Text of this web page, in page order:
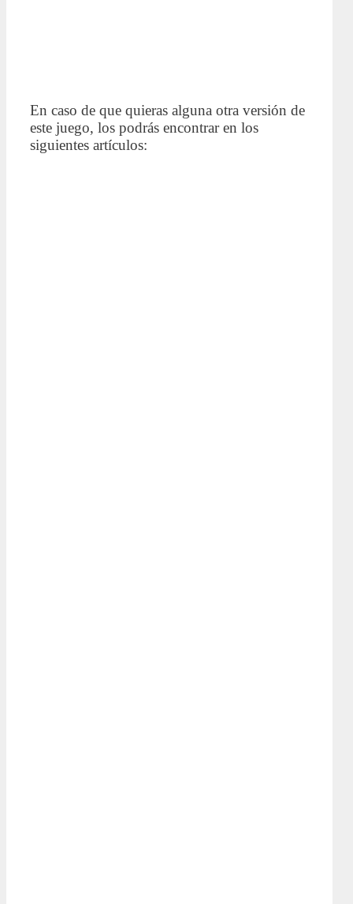
En caso de que quieras alguna otra versión de
este juego, los podrás encontrar en los
siguientes artículos: